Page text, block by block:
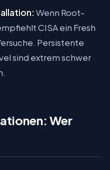
Wenn Root-
CISA ein Fresh
Persistente
sind extrem schwer
Wer